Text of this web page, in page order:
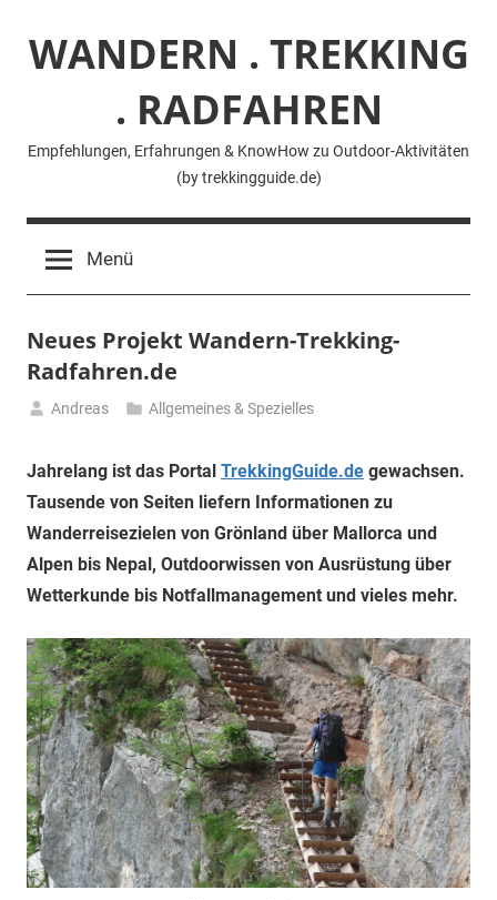
Inhalt
springenWANDERN . TREKKING
. RADFAHREN
Empfehlungen, Erfahrungen & KnowHow zu Outdoor-Aktivitäten
(by trekkingguide.de)
Menü
Neues Projekt Wandern-Trekking-
Radfahren.de
November
Andreas Allgemeines & Spezielles
Jahrelang ist das Portal TrekkingGuide.de gewachsen.
Tausende von Seiten liefern Informationen zu
Wanderreisezielen von Grönland über Mallorca und
Alpen bis Nepal, Outdoorwissen von Ausrüstung über
Wetterkunde bis Notfallmanagement und vieles mehr.